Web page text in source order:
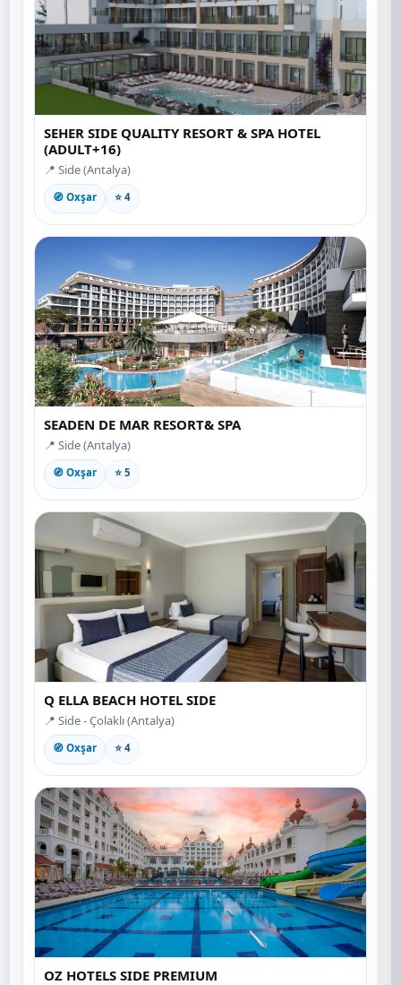
SEHER SIDE QUALITY RESORT & SPA HOTEL
(ADULT+16)
📍 Side (Antalya)
🧭 Oxşar ⭐ 4
SEADEN DE MAR RESORT& SPA
📍 Side (Antalya)
🧭 Oxşar ⭐ 5
Q ELLA BEACH HOTEL SIDE
📍 Side - Çolaklı (Antalya)
🧭 Oxşar ⭐ 4
OZ HOTELS SIDE PREMIUM